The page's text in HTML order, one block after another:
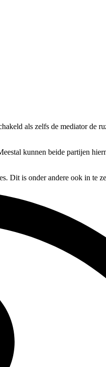
als zelfs de mediator de
kunnen beide partijen
Dit is onder andere ook in te